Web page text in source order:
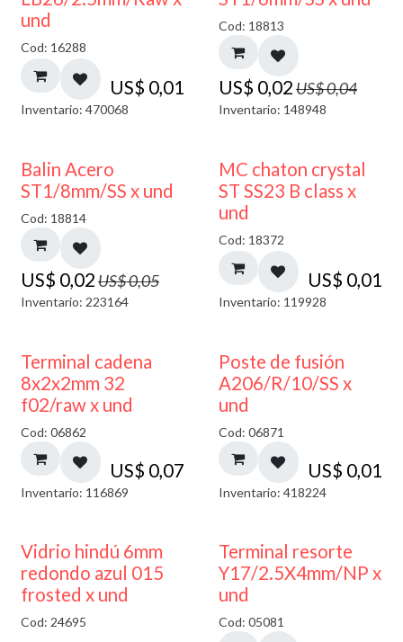
und
Cod: 16288
US$ 0,01
Inventario: 470068
Cod: 18813
US$ 0,02US$0,04
Inventario: 148948
50% DESCUENTO
Balin Acero
ST1/8mm/SS x und
Cod: 18814
US$ 0,02US$0,05
Inventario: 223164
MC chaton crystal
ST SS23 B class x
und
Cod: 18372
US$ 0,01
Inventario: 119928
Terminal cadena
8x2x2mm 32
f02/raw x und
Cod: 06862
US$ 0,07
Inventario: 116869
Poste de fusión
A206/R/10/SS x
und
Cod: 06871
US$ 0,01
Inventario: 418224
40% DESCUENTO
Vidrio hindú 6mm
redondo azul 015
frosted x und
Cod: 24695 50% DESCUENTO
Terminal resorte
Y17/2.5X4mm/NP x
und
Cod: 05081